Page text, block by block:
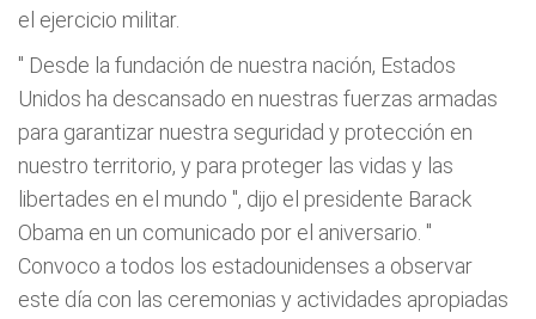
el ejercicio militar.
" Desde la fundación de nuestra nación, Estados
Unidos ha descansado en nuestras fuerzas armadas
para garantizar nuestra seguridad y protección en
nuestro territorio, y para proteger las vidas y las
libertades en el mundo ", dijo el presidente Barack
Obama en un comunicado por el aniversario. "
Convoco a todos los estadounidenses a observar
este día con las ceremonias y actividades apropiadas